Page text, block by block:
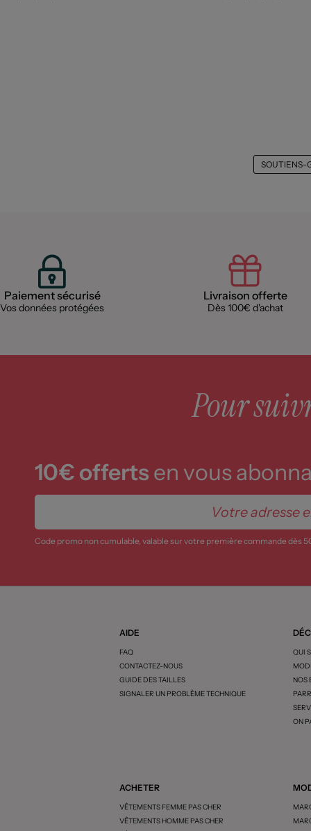
SOUTIENS-
Paiement sécurisé
Vos données protégées
Livraison offerte
Dès 100€ d'achat
Pour
10€ offerts en vous
Code promo non cumulable, valable sur votre première commande dès
AIDE
FAQ
CONTACTEZ-NOUS
GUIDE DES TAILLES
SIGNALER UN PROBLÈME TECHNIQUE
QUI
NOS
ON
ACHETER
VÊTEMENTS FEMME PAS CHER
VÊTEMENTS HOMME PAS CHER